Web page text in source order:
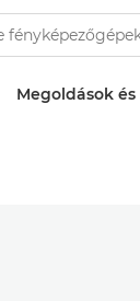
Megoldások